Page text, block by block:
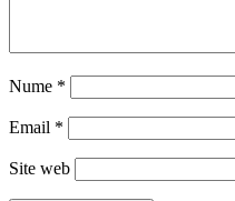
Nume *
Email *
Site web